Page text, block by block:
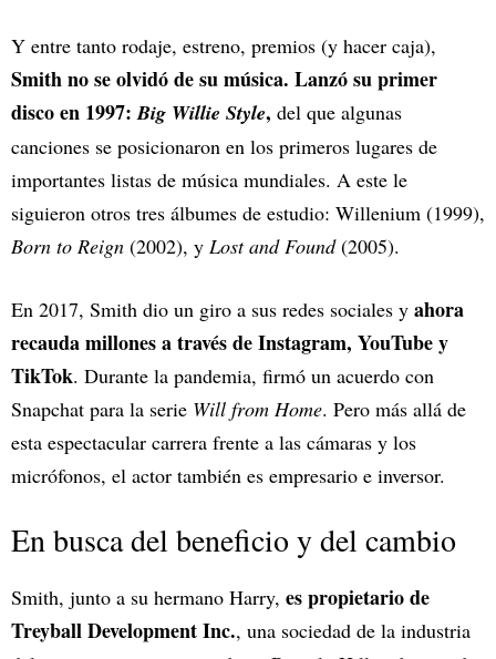
Y entre tanto rodaje, estreno, premios (y hacer caja),
Smith no se olvidó de su música. Lanzó su primer
disco en 1997:Big Willie Style, del que algunas
canciones se posicionaron en los primeros lugares de
importantes listas de música mundiales. A este le
siguieron otros tres álbumes de estudio: Willenium (1999),
Born to Reign (2002), y Lost and Found(2005).
En 2017, Smith dio un giro a sus redes sociales y ahora
recauda millones a través de Instagram, YouTube y
TikTok. Durante la pandemia, firmó un acuerdo con
Snapchat para la serie Will from Home. Pero más allá de
esta espectacular carrera frente a las cámaras y los
micrófonos, el actor también es empresario e inversor.
En busca del beneficio y del cambio
Smith, junto a su hermano Harry, es propietario de
Treyball Development Inc., una sociedad de la industria